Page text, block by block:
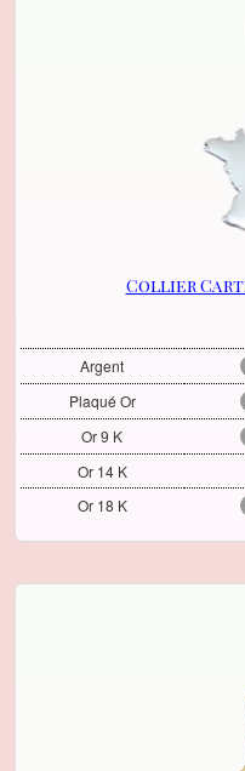
Collier
Argent
Plaqué Or
Or 9 K
Or 14 K
Or 18 K